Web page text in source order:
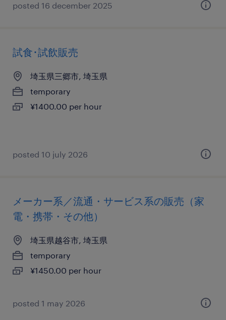
posted 16 december 2025
試食･試飲販売
埼玉県三郷市, 埼玉県
temporary
¥1400.00 per hour
posted 10 july 2026
メーカー系／流通・サービス系の販売（家
電・携帯・その他）
埼玉県越谷市, 埼玉県
temporary
¥1450.00 per hour
posted 1 may 2026